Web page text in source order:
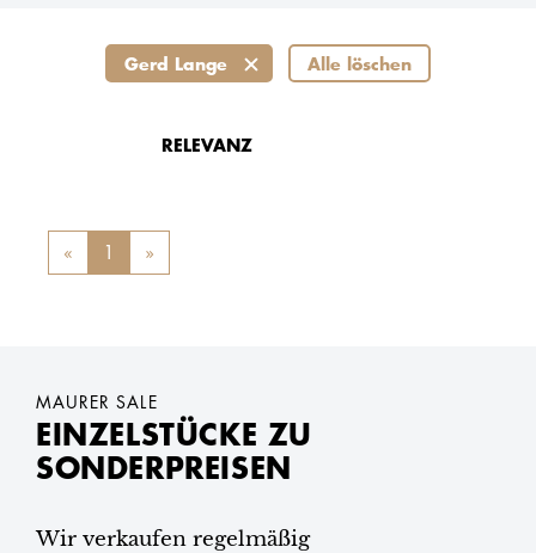
Gerd Lange Alle löschen
RELEVANZ
« Previous
1 »
MAURER SALE
EINZELSTÜCKE ZU
SONDERPREISEN
Wir verkaufen regelmäßig